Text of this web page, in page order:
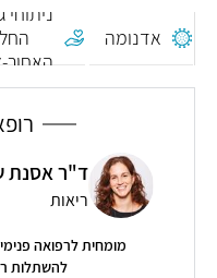
אדנומה
ניתוחי
ד"ר אסנת
ריאות
מומחית לרפואה
להשתלות